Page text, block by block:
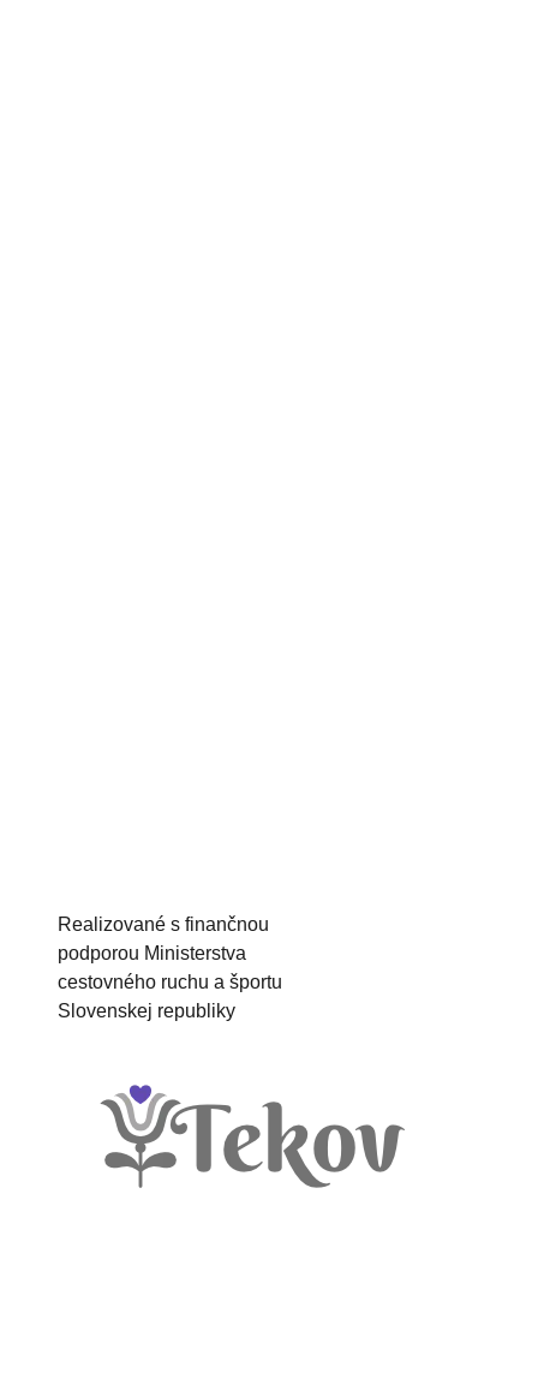
Realizované s finančnou
podporou Ministerstva
cestovného ruchu a športu
Slovenskej republiky